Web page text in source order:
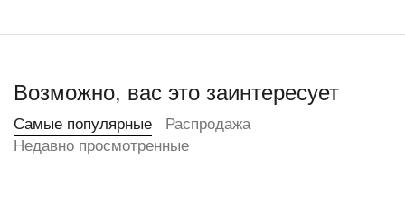
Возможно, вас это заинтересует
Самые популярные
Распродажа
Недавно просмотренные